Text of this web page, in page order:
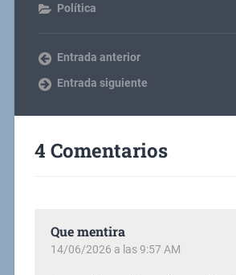
Política
Entrada anterior
Entrada siguiente
4 Comentarios
Que mentira
14/06/2026 a las 9:57 AM